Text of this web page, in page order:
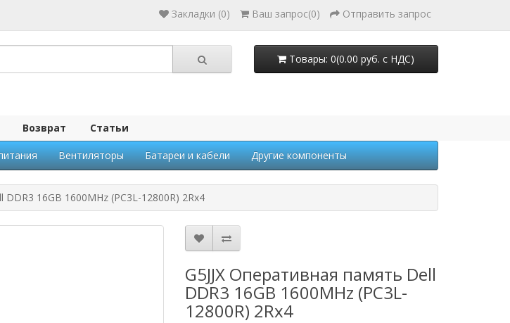
Закладки (0) Ваш запрос(0) Отправить запрос
Товары: 0(0.00 руб. с НДС)
Возврат Статьи
Вентиляторы Батареи и кабели Другие компоненты
DDR3 16GB 1600MHz (PC3L-12800R) 2Rx4
G5JJX Оперативная память Dell
DDR3 16GB 1600MHz (PC3L-
12800R) 2Rx4